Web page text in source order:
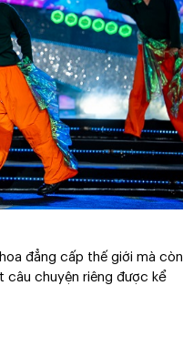
đẳng cấp thế giới mà còn
câu chuyện riêng được kể